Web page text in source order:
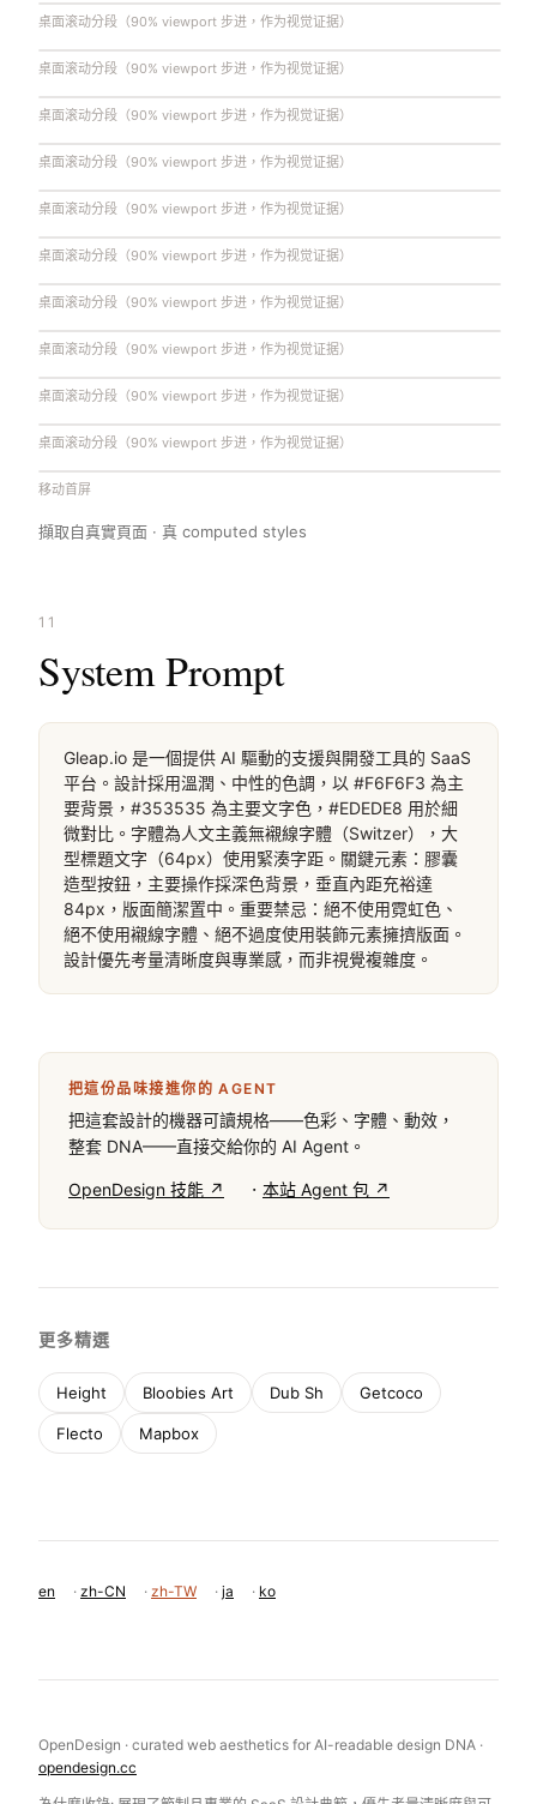
桌面滚动分段（90% viewport 步进，作为视觉证据）
桌面滚动分段（90% viewport 步进，作为视觉证据）
桌面滚动分段（90% viewport 步进，作为视觉证据）
桌面滚动分段（90% viewport 步进，作为视觉证据）
桌面滚动分段（90% viewport 步进，作为视觉证据）
桌面滚动分段（90% viewport 步进，作为视觉证据）
桌面滚动分段（90% viewport 步进，作为视觉证据）
桌面滚动分段（90% viewport 步进，作为视觉证据）
桌面滚动分段（90% viewport 步进，作为视觉证据）
桌面滚动分段（90% viewport 步进，作为视觉证据）
移动首屏
擷取自真實頁面 · 真 computed styles
11
System Prompt
Gleap.io 是一個提供 AI 驅動的支援與開發工具的 SaaS
平台。設計採用溫潤、中性的色調，以 #F6F6F3 為主
要背景，#353535 為主要文字色，#EDEDE8 用於細
微對比。字體為人文主義無襯線字體（Switzer），大
型標題文字（64px）使用緊湊字距。關鍵元素：膠囊
造型按鈕，主要操作採深色背景，垂直內距充裕達
84px，版面簡潔置中。重要禁忌：絕不使用霓虹色、
絕不使用襯線字體、絕不過度使用裝飾元素擁擠版面。
設計優先考量清晰度與專業感，而非視覺複雜度。
把這份品味接進你的 AGENT
把這套設計的機器可讀規格——色彩、字體、動效，
整套 DNA——直接交給你的 AI Agent。
OpenDesign 技能 ↗ · 本站 Agent 包 ↗
更多精選
Height Bloobies Art Dub Sh Getcoco
Flecto Mapbox
en · zh-CN · zh-TW · ja · ko
OpenDesign · curated web aesthetics for AI-readable design DNA ·
opendesign.cc